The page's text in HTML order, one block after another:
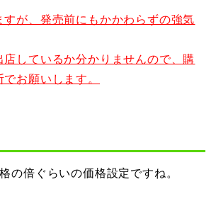
すが、発売前にもかかわらずの強気
店しているか分かりませんので、購
お願いします。
の倍ぐらいの価格設定ですね。